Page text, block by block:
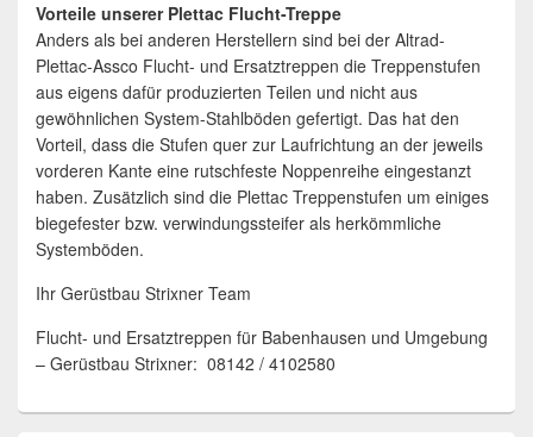
Vorteile unserer Plettac Flucht-Treppe
Anders als bei anderen Herstellern sind bei der Altrad-
Plettac-Assco Flucht- und Ersatztreppen die Treppenstufen
aus eigens dafür produzierten Teilen und nicht aus
gewöhnlichen System-Stahlböden gefertigt. Das hat den
Vorteil, dass die Stufen quer zur Laufrichtung an der jeweils
vorderen Kante eine rutschfeste Noppenreihe eingestanzt
haben. Zusätzlich sind die Plettac Treppenstufen um einiges
biegefester bzw. verwindungssteifer als herkömmliche
Systemböden.
Ihr Gerüstbau Strixner Team
Flucht- und Ersatztreppen für Babenhausen und Umgebung
– Gerüstbau Strixner: 08142 / 4102580